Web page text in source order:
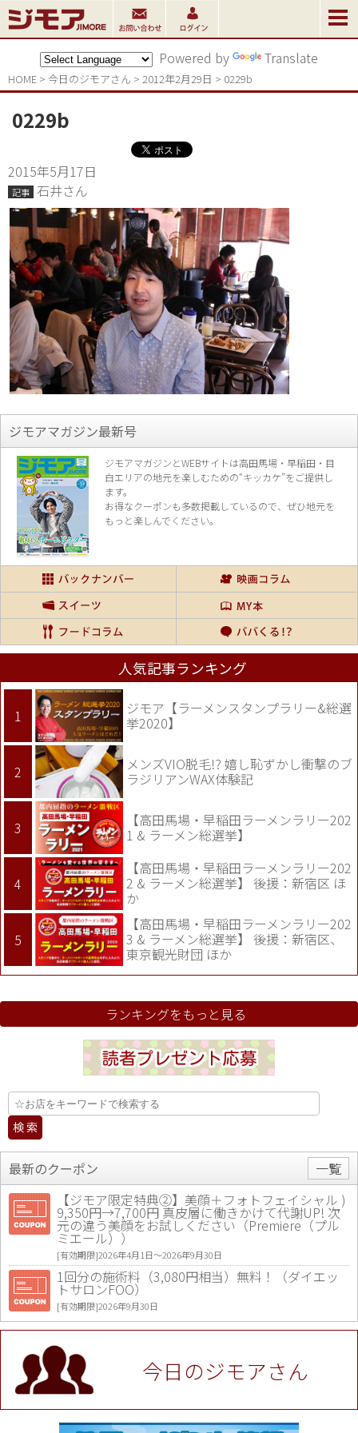
Powered by Translate
HOME > 今日のジモアさん > 2012年2月29日 > 0229b
0229b
2015年5月17日
記事 石井さん
ジモアマガジン最新号
ジモアマガジンとWEBサイトは高田馬場・早稲田・目
白エリアの地元を楽しむための“キッカケ”をご提供し
ます。
お得なクーポンも多数掲載しているので、 ぜひ地元を
もっと楽しんでください。
人気記事ランキング
ジモア【ラーメンスタンプラリー&総選
挙2020】
メンズVIO脱毛!? 嬉し恥ずかし衝撃のブ
ラジリアンWAX体験記
【高田馬場・早稲田ラーメンラリー202
1 & ラーメン総選挙】
【高田馬場・早稲田ラーメンラリー202
2 & ラーメン総選挙】 後援：新宿区 ほ
か
【高田馬場・早稲田ラーメンラリー202
3 & ラーメン総選挙】 後援：新宿区、
東京観光財団 ほか
ランキングをもっと見る
最新のクーポン
一覧
【ジモア限定特典②】美顔＋フォトフェイシャル )
9,350円→7,700円 真皮層に働きかけて代謝UP! 次
元の違う美顔をお試しください（Premiere（プル
ミエール））
[有効期限]2026年4月1日〜2026年9月30日
1回分の施術料（3,080円相当）無料！（ダイエッ
トサロンFOO）
[有効期限]2026年9月30日
値段提示後「ジモア見た」で更に買い取り金額 U
P！※チケットと新品商品は除く（大黒屋 高田馬場
駅前店）
[有効期限]2026年9月30日
★ジモア限定特典★ お会計より全品5％OFF（ナチ
ュラル＆ハンドメイドショップ［マキマキ］）
[有効期限]2026年9月30日まで
今日のジモアさん